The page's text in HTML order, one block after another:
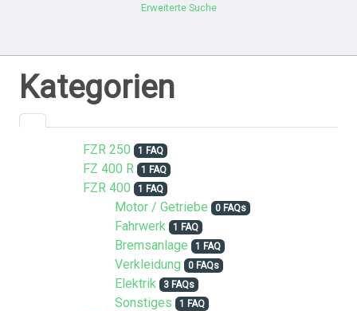
Erweiterte Suche
Kategorien
FZR 250 1 FAQ
FZ 400 R 1 FAQ
FZR 400 1 FAQ
Motor / Getriebe 0 FAQs
Fahrwerk 1 FAQ
Bremsanlage 1 FAQ
Verkleidung 0 FAQs
Elektrik 3 FAQs
Sonstiges 1 FAQ